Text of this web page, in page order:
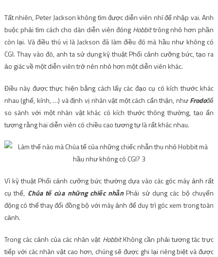
Tất nhiên, Peter Jackson không tìm được diễn viên nhí để nhập vai. Anh
buộc phải tìm cách cho dàn diễn viên đóng Hobbittrông nhỏ hơn phần
còn lại. Và điều thú vị là Jackson đã làm điều đó mà hầu như không có
CGI. Thay vào đó, anh ta sử dụng kỹ thuật Phối cảnh cưỡng bức, tạo ra
ảo giác về một diễn viên trở nên nhỏ hơn một diễn viên khác.
Điều này được thực hiện bằng cách lấy các đạo cụ có kích thước khác
nhau (ghế, kính, …) và định vị nhân vật một cách cẩn thận, nhưFrodođể
so sánh với một nhân vật khác có kích thước thông thường, tạo ấn
tượng rằng hai diễn viên có chiều cao tương tự là rất khác nhau.
Vì kỹ thuật Phối cảnh cưỡng bức thường dựa vào các góc máy ảnh rất
cụ thể, Chúa tể của những chiếc nhẫnPhải sử dụng các bộ chuyển
động có thể thay đổi đồng bộ với máy ảnh để duy trì góc xem trong toàn
cảnh.
Trong các cảnh của các nhân vật HobbitKhông cần phải tương tác trực
tiếp với các nhân vật cao hơn, chúng sẽ được ghi lại riêng biệt và được